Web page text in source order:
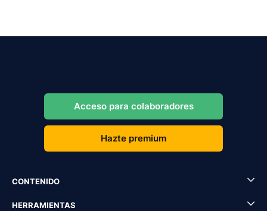
Acceso para colaboradores
Hazte premium
CONTENIDO
HERRAMIENTAS